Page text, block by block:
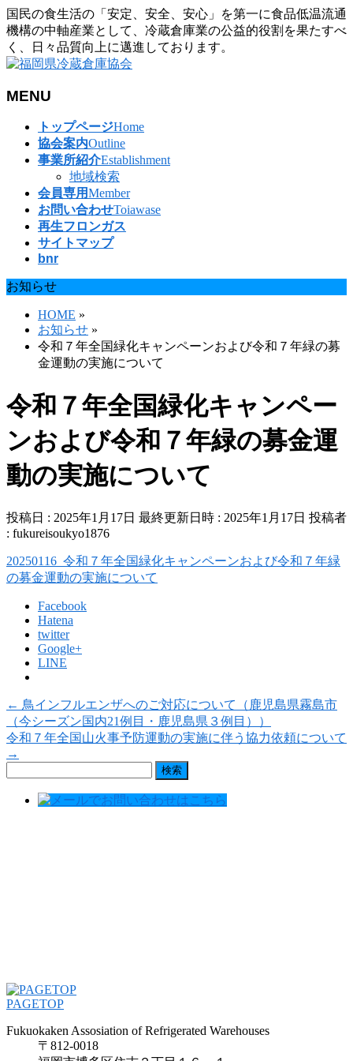
国民の食生活の「安定、安全、安心」を第一に食品低温流通
機構の中軸産業として、冷蔵倉庫業の公益的役割を果たすべ
く、日々品質向上に邁進しております。
MENU
トップページHome
協会案内Outline
事業所紹介Establishment
地域検索
会員専用Member
お問い合わせToiawase
再生フロンガス
サイトマップ
bnr
お知らせ
HOME »
お知らせ »
令和７年全国緑化キャンペーンおよび令和７年緑の募
金運動の実施について
令和７年全国緑化キャンペー
ンおよび令和７年緑の募金運
動の実施について
投稿日 : 2025年1月17日 最終更新日時 : 2025年1月17日 投稿者
: fukureisoukyo1876
20250116_令和７年全国緑化キャンペーンおよび令和７年緑
の募金運動の実施について
Facebook
Hatena
twitter
Google+
LINE
← 鳥インフルエンザへのご対応について（鹿児島県霧島市
（今シーズン国内21例目・鹿児島県３例目））
令和７年全国山火事予防運動の実施に伴う協力依頼について
→
PAGETOP
Fukuokaken Assosiation of Refrigerated Warehouses
〒812-0018